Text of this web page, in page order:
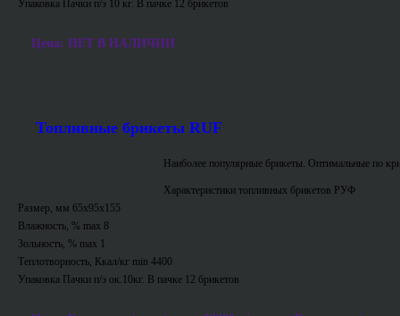
Упаковка Пачки п/э 10 кг. В пачке 12 брикетов
Цена: НЕТ В НАЛИЧИИ
Топливные брикеты RUF
Наиболее популярные брикеты. Оптимальные по
Характеристики топливных брикетов РУФ
Размер, мм 65х95х155
Влажность, % max 8
Зольность, % max 1
Теплотворность, Ккал/кг min 4400
Упаковка Пачки п/э ок.10кг. В пачке 12 брикетов